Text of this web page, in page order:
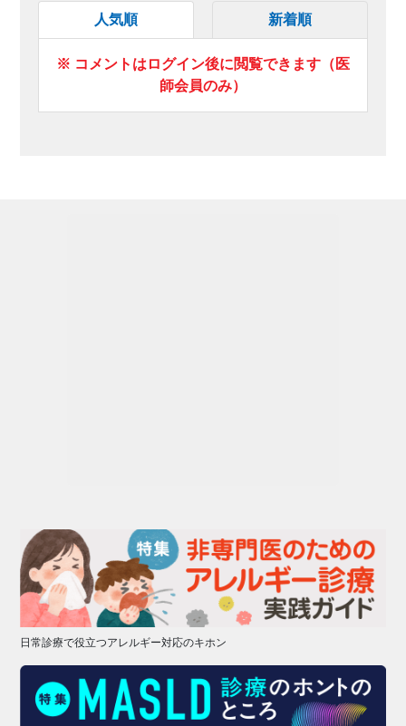
人気順 新着順
※ コメントはログイン後に閲覧できます（医
師会員のみ）
日常診療で役立つアレルギー対応のキホン